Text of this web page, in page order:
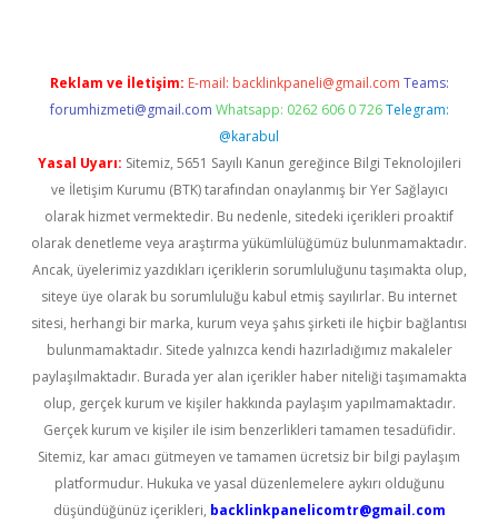
Reklam ve İletişim: E-mail: backlinkpaneli@gmail.com Teams:
forumhizmeti@gmail.com Whatsapp: 0262 606 0 726 Telegram:
@karabul
Yasal Uyarı: Sitemiz, 5651 Sayılı Kanun gereğince Bilgi Teknolojileri
ve İletişim Kurumu (BTK) tarafından onaylanmış bir Yer Sağlayıcı
olarak hizmet vermektedir. Bu nedenle, sitedeki içerikleri proaktif
olarak denetleme veya araştırma yükümlülüğümüz bulunmamaktadır.
Ancak, üyelerimiz yazdıkları içeriklerin sorumluluğunu taşımakta olup,
siteye üye olarak bu sorumluluğu kabul etmiş sayılırlar. Bu internet
sitesi, herhangi bir marka, kurum veya şahıs şirketi ile hiçbir bağlantısı
bulunmamaktadır. Sitede yalnızca kendi hazırladığımız makaleler
paylaşılmaktadır. Burada yer alan içerikler haber niteliği taşımamakta
olup, gerçek kurum ve kişiler hakkında paylaşım yapılmamaktadır.
Gerçek kurum ve kişiler ile isim benzerlikleri tamamen tesadüfidir.
Sitemiz, kar amacı gütmeyen ve tamamen ücretsiz bir bilgi paylaşım
platformudur. Hukuka ve yasal düzenlemelere aykırı olduğunu
düşündüğünüz içerikleri, backlinkpanelicomtr@gmail.com